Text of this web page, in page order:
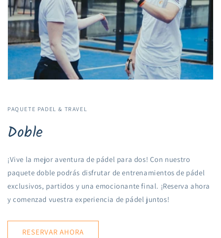
PAQUETE PADEL & TRAVEL
Doble
¡Vive la mejor aventura de pádel para dos! Con nuestro
paquete doble podrás disfrutar de entrenamientos de pádel
exclusivos, partidos y una emocionante final. ¡Reserva ahora
y comenzad vuestra experiencia de pádel juntos!
RESERVAR AHORA